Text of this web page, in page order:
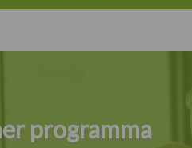
programma